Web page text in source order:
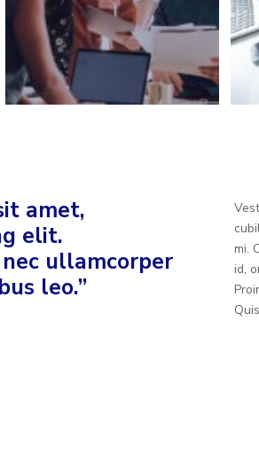
amet,
elit.
ullamcorper
leo.”
mi.
id,